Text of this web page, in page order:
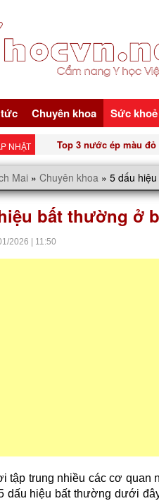
Chuyên khoa Sức khoẻ
NHẬT Top 3 nước ép màu
Mai » Chuyên khoa » 5 dấu
bất thường ở
2026 11:50
tập trung nhiều các cơ quan
dấu hiệu bất thường dưới